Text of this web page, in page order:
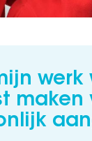
werk
maken